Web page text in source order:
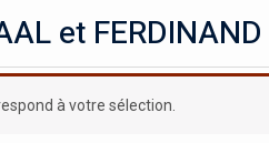
et FERDINAND
à votre sélection.